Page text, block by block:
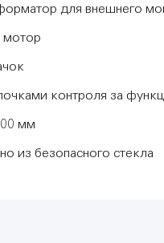
для внешнего
мотор
контроля за
мм
из безопасного стекла